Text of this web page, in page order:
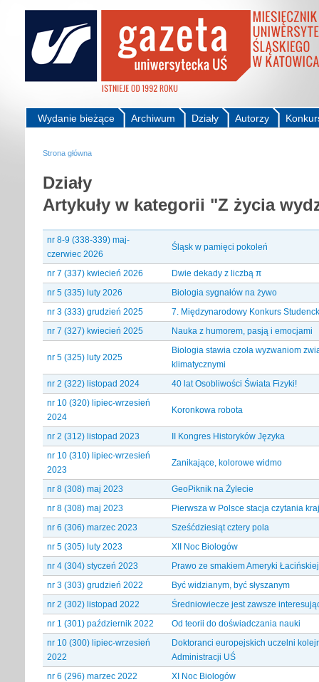
Autorzy
Działy
Archiwum
Wydanie bieżące
Strona główna
Działy
Artykuły w kategorii "Z życia
nr 8-9 (338-339) maj-
czerwiec 2026
Śląsk w pamięci pokoleń
nr 7 (337) kwiecień 2026
Dwie dekady z liczbą π
nr 5 (335) luty 2026
Biologia sygnałów na żywo
nr 3 (333) grudzień 2025
7. Międzynarodowy Konkurs
nr 7 (327) kwiecień 2025
Nauka z humorem, pasją i emocjami
nr 5 (325) luty 2025
Biologia stawia czoła wyzwaniom
klimatycznymi
nr 2 (322) listopad 2024
40 lat Osobliwości Świata Fizyki!
nr 10 (320) lipiec-wrzesień
2024
Koronkowa robota
nr 2 (312) listopad 2023
II Kongres Historyków Języka
nr 10 (310) lipiec-wrzesień
2023
Zanikające, kolorowe widmo
nr 8 (308) maj 2023
GeoPiknik na Żylecie
nr 8 (308) maj 2023
Pierwsza w Polsce stacja czytania
nr 6 (306) marzec 2023
Sześćdziesiąt cztery pola
nr 5 (305) luty 2023
XII Noc Biologów
nr 4 (304) styczeń 2023
Prawo ze smakiem Ameryki Łacińskiej
nr 3 (303) grudzień 2022
Być widzianym, być słyszanym
nr 2 (302) listopad 2022
Średniowiecze jest zawsze
nr 1 (301) październik 2022
Od teorii do doświadczania nauki
nr 10 (300) lipiec-wrzesień
2022
Doktoranci europejskich uczelni
Administracji UŚ
nr 6 (296) marzec 2022
XI Noc Biologów